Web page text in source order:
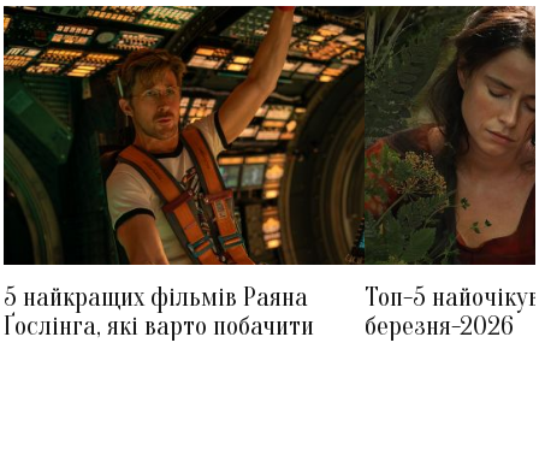
5 найкращих фільмів Раяна
Ґослінга, які варто побачити
Топ-5
березня-2026